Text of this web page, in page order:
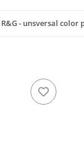
R&G - unsversal color